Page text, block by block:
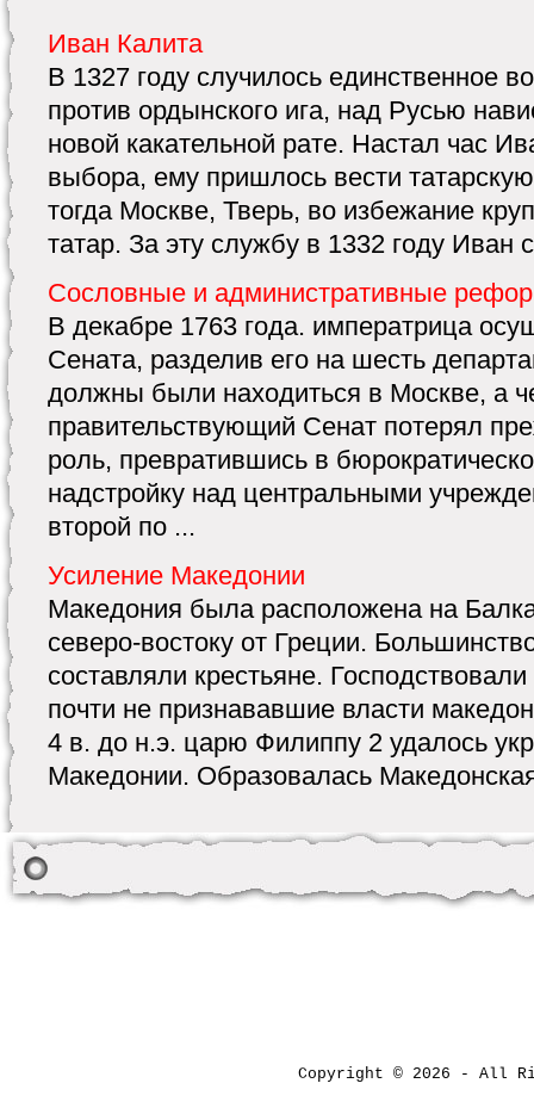
Иван Калита
В 1327 году случилось единственное
против ордынского ига, над Русью
новой какательной рате. Настал час
выбора, ему пришлось вести
тогда Москве, Тверь, во избежание
татар. За эту службу в 1332 году Иван
Сословные и административные
В декабре 1763 года. императрица
Сената, разделив его на шесть
должны были находиться в Москве, а
правительствующий Сенат потерял
роль, превратившись в
надстройку над центральными
второй по ...
Усиление Македонии
Македония была расположена на
северо-востоку от Греции.
составляли крестьяне.
почти не признававшие власти
4 в. до н.э. царю Филиппу 2 удалось
Македонии. Образовалась
Copyright © 2026 - All